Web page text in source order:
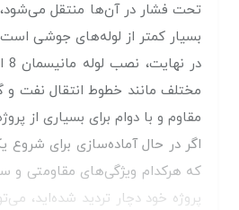
تحت فشار در آن‌ها منتقل
بسیار کمتر از لوله‌های جوشی
مقاوم و با دوام برای بسیاری از
اگر در حال آماده‌سازی برای
که هرکدام ویژگی‌های مقاومتی و
پروژه خود دچار تردید شده‌اید،